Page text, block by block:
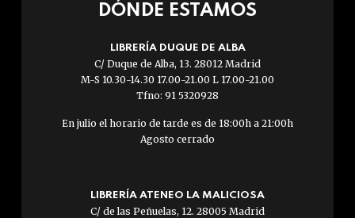
DÓNDE ESTAMOS
LIBRERÍA DUQUE DE ALBA
C/ Duque de Alba, 13. 28012 Madrid
M-S 10.30-14.30 17.00-21.00 L 17.00-21.00
Tfno: 91 5320928
En julio el horario de tarde es de 18:00h a 21:00h
Agosto cerrado
LIBRERÍA ATENEO LA MALICIOSA
C/ de las Peñuelas, 12. 28005 Madrid